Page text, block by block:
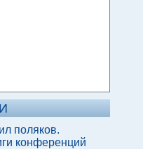
поляков.
конференций